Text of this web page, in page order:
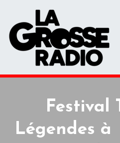
Festival
Légendes à